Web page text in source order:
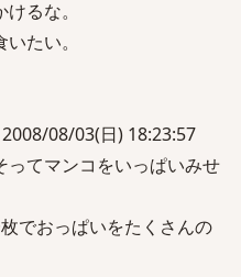
るな。
たい。
08/03(日) 18:23:57
てマンコをいっぱいみせ
でおっぱいをたくさんの